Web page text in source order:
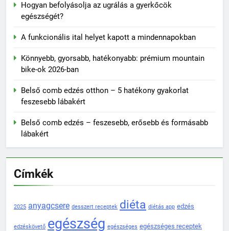
Hogyan befolyásolja az ugrálás a gyerkőcök
egészségét?
A funkcionális ital helyet kapott a mindennapokban
Könnyebb, gyorsabb, hatékonyabb: prémium mountain
bike-ok 2026-ban
Belső comb edzés otthon – 5 hatékony gyakorlat
feszesebb lábakért
Belső comb edzés – feszesebb, erősebb és formásabb
lábakért
Címkék
2025 anyagcsere desszert receptek diéta diétás app edzés
edzéskövető egészség egészséges egészséges receptek